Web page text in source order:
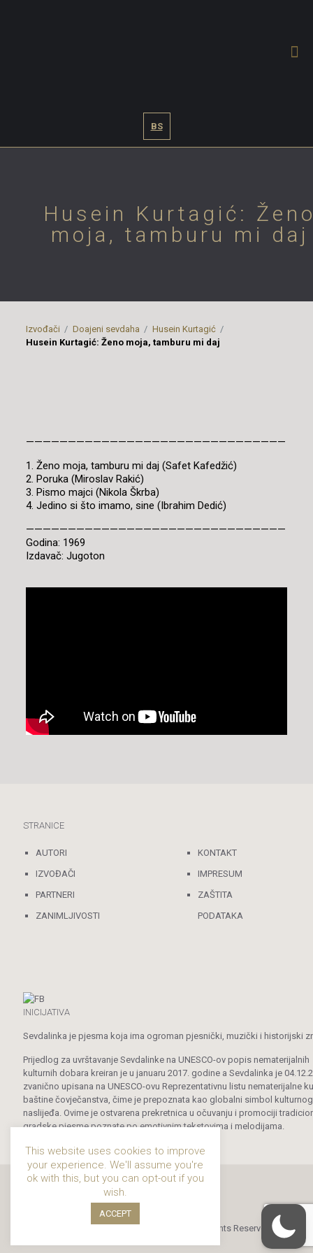
BS
Husein Kurtagić:
moja, tamburu mi daj
Izvođači Doajeni sevdaha
Husein Kurtagić
Husein Kurtagić: Ženo moja, tamburu mi daj
———————————————————————————————
1. Ženo moja, tamburu mi daj (Safet Kafedžić)
2. Poruka (Miroslav Rakić)
3. Pismo majci (Nikola Škrba)
4. Jedino si što imamo, sine (Ibrahim Dedić)
———————————————————————————————
Godina: 1969
Izdavač: Jugoton
STRANICE
AUTORI
IZVOĐAČI
PARTNERI
ZANIMLJIVOSTI
KONTAKT
IMPRESUM
ZAŠTITA
PODATAKA
INICIJATIVA
Sevdalinka je pjesma koja ima ogroman pjesnički, muzički i historijski
Prijedlog za uvrštavanje Sevdalinke na UNESCO-ov popis nematerijalnih
kulturnih dobara kreiran je u januaru 2017. godine a Sevdalinka je
zvanično upisana na UNESCO-ovu Reprezentativnu listu nematerijalne
baštine čovječanstva, čime je prepoznata kao globalni simbol kulturnog
naslijeđa. Ovime je ostvarena prekretnica u očuvanju i promociji
gradske pjesme poznate po emotivnim tekstovima i melodijama.
© 2019 - 2024 Sevdalinka. All Rights Reserved.
This website uses cookies to improve
your experience. We'll assume you're
ok with this, but you can opt-out if you
wish.
ACCEPT